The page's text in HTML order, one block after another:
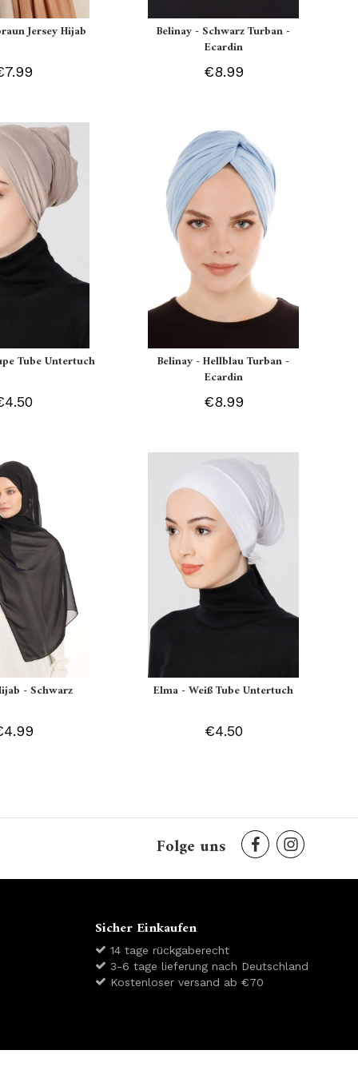
Jersey Hijab
Belinay - Schwarz Turban -
Ecardin
€8.99
Tube Untertuch
Belinay - Hellblau Turban -
Ecardin
€8.99
- Schwarz Elma - Weiß Tube Untertuch
€4.50
Folge uns
Sicher Einkaufen
14 tage rückgaberecht
3-6 tage lieferung nach Deutschland
Kostenloser versand ab €70